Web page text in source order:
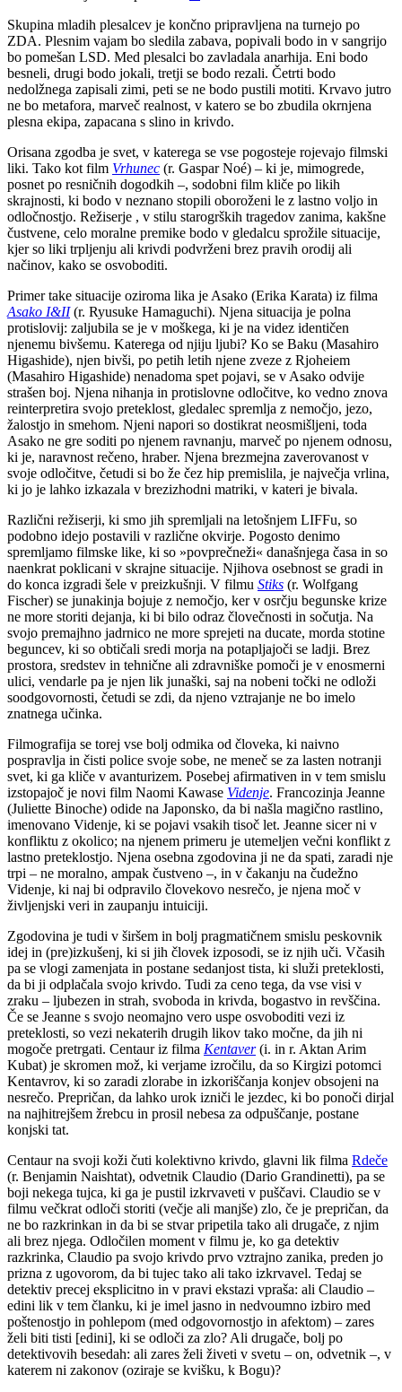
Skupina mladih plesalcev je končno pripravljena na turnejo po
ZDA. Plesnim vajam bo sledila zabava, popivali bodo in v sangrijo
bo pomešan LSD. Med plesalci bo zavladala anarhija. Eni bodo
besneli, drugi bodo jokali, tretji se bodo rezali. Četrti bodo
nedolžnega zapisali zimi, peti se ne bodo pustili motiti. Krvavo jutro
ne bo metafora, marveč realnost, v katero se bo zbudila okrnjena
plesna ekipa, zapacana s slino in krivdo.
Orisana zgodba je svet, v katerega se vse pogosteje rojevajo filmski
liki. Tako kot film Vrhunec (r. Gaspar Noé) – ki je, mimogrede,
posnet po resničnih dogodkih –, sodobni film kliče po likih
skrajnosti, ki bodo v neznano stopili oboroženi le z lastno voljo in
odločnostjo. Režiserje , v stilu starogrških tragedov zanima, kakšne
čustvene, celo moralne premike bodo v gledalcu sprožile situacije,
kjer so liki trpljenju ali krivdi podvrženi brez pravih orodij ali
načinov, kako se osvoboditi.
Primer take situacije oziroma lika je Asako (Erika Karata) iz filma
Asako I&II(r. Ryusuke Hamaguchi). Njena situacija je polna
protislovij: zaljubila se je v moškega, ki je na videz identičen
njenemu bivšemu. Katerega od njiju ljubi? Ko se Baku (Masahiro
Higashide), njen bivši, po petih letih njene zveze z Rjoheiem
(Masahiro Higashide) nenadoma spet pojavi, se v Asako odvije
strašen boj. Njena nihanja in protislovne odločitve, ko vedno znova
reinterpretira svojo preteklost, gledalec spremlja z nemočjo, jezo,
žalostjo in smehom. Njeni napori so dostikrat neosmišljeni, toda
Asako ne gre soditi po njenem ravnanju, marveč po njenem odnosu,
ki je, naravnost rečeno, hraber. Njena brezmejna zaverovanost v
svoje odločitve, četudi si bo že čez hip premislila, je največja vrlina,
ki jo je lahko izkazala v brezizhodni matriki, v kateri je bivala.
Različni režiserji, ki smo jih spremljali na letošnjem LIFFu, so
podobno idejo postavili v različne okvirje. Pogosto denimo
spremljamo filmske like, ki so »povprečneži« današnjega časa in so
naenkrat poklicani v skrajne situacije. Njihova osebnost se gradi in
do konca izgradi šele v preizkušnji. V filmu Stiks (r. Wolfgang
Fischer) se junakinja bojuje z nemočjo, ker v osrčju begunske krize
ne more storiti dejanja, ki bi bilo odraz človečnosti in sočutja. Na
svojo premajhno jadrnico ne more sprejeti na ducate, morda stotine
beguncev, ki so obtičali sredi morja na potapljajoči se ladji. Brez
prostora, sredstev in tehnične ali zdravniške pomoči je v enosmerni
ulici, vendarle pa je njen lik junaški, saj na nobeni točki ne odloži
soodgovornosti, četudi se zdi, da njeno vztrajanje ne bo imelo
znatnega učinka.
Filmografija se torej vse bolj odmika od človeka, ki naivno
pospravlja in čisti police svoje sobe, ne meneč se za lasten notranji
svet, ki ga kliče v avanturizem. Posebej afirmativen in v tem smislu
izstopajoč je novi film Naomi Kawase Videnje. Francozinja Jeanne
(Juliette Binoche) odide na Japonsko, da bi našla magično rastlino,
imenovano Videnje, ki se pojavi vsakih tisoč let. Jeanne sicer ni v
konfliktu z okolico; na njenem primeru je utemeljen večni konflikt z
lastno preteklostjo. Njena osebna zgodovina ji ne da spati, zaradi nje
trpi – ne moralno, ampak čustveno –, in v čakanju na čudežno
Videnje, ki naj bi odpravilo človekovo nesrečo, je njena moč v
življenjski veri in zaupanju intuiciji.
Zgodovina je tudi v širšem in bolj pragmatičnem smislu peskovnik
idej in (pre)izkušenj, ki si jih človek izposodi, se iz njih uči. Včasih
pa se vlogi zamenjata in postane sedanjost tista, ki služi preteklosti,
da bi ji odplačala svojo krivdo. Tudi za ceno tega, da vse visi v
zraku – ljubezen in strah, svoboda in krivda, bogastvo in revščina.
Če se Jeanne s svojo neomajno vero uspe osvoboditi vezi iz
preteklosti, so vezi nekaterih drugih likov tako močne, da jih ni
mogoče pretrgati. Centaur iz filma Kentaver(i. in r. Aktan Arim
Kubat) je skromen mož, ki verjame izročilu, da so Kirgizi potomci
Kentavrov, ki so zaradi zlorabe in izkoriščanja konjev obsojeni na
nesrečo. Prepričan, da lahko urok izniči le jezdec, ki bo ponoči dirjal
na najhitrejšem žrebcu in prosil nebesa za odpuščanje, postane
konjski tat.
Centaur na svoji koži čuti kolektivno krivdo, glavni lik filma Rdeče
(r. Benjamin Naishtat), odvetnik Claudio (Dario Grandinetti), pa se
boji nekega tujca, ki ga je pustil izkrvaveti v puščavi. Claudio se v
filmu večkrat odloči storiti (večje ali manjše) zlo, če je prepričan, da
ne bo razkrinkan in da bi se stvar pripetila tako ali drugače, z njim
ali brez njega. Odločilen moment v filmu je, ko ga detektiv
razkrinka, Claudio pa svojo krivdo prvo vztrajno zanika, preden jo
prizna z ugovorom, da bi tujec tako ali tako izkrvavel. Tedaj se
detektiv precej eksplicitno in v pravi ekstazi vpraša: ali Claudio –
edini lik v tem članku, ki je imel jasno in nedvoumno izbiro med
poštenostjo in pohlepom (med odgovornostjo in afektom) – zares
želi biti tisti [edini], ki se odloči za zlo? Ali drugače, bolj po
detektivovih besedah: ali zares želi živeti v svetu – on, odvetnik –, v
katerem ni zakonov (oziraje se kvišku, k Bogu)?